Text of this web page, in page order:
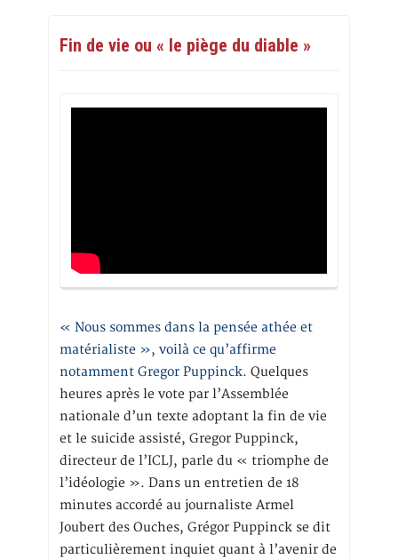
Fin de vie ou « le piège du diable »
« Nous sommes dans la pensée athée et
matérialiste », voilà ce qu’affirme
notamment Gregor Puppinck. Quelques
heures après le vote par l’Assemblée
nationale d’un texte adoptant la fin de vie
et le suicide assisté, Gregor Puppinck,
directeur de l’ICLJ, parle du « triomphe de
l’idéologie ». Dans un entretien de 18
minutes accordé au journaliste Armel
Joubert des Ouches, Grégor Puppinck se dit
particulièrement inquiet quant à l’avenir de